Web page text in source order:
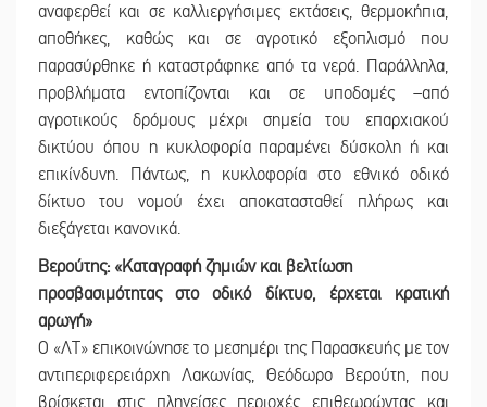
αναφερθεί και σε καλλιεργήσιμες εκτάσεις, θερμοκήπια,
αποθήκες, καθώς και σε αγροτικό εξοπλισμό που
παρασύρθηκε ή καταστράφηκε από τα νερά. Παράλληλα,
προβλήματα εντοπίζονται και σε υποδομές –από
αγροτικούς δρόμους μέχρι σημεία του επαρχιακού
δικτύου όπου η κυκλοφορία παραμένει δύσκολη ή και
επικίνδυνη. Πάντως, η κυκλοφορία στο εθνικό οδικό
δίκτυο του νομού έχει αποκατασταθεί πλήρως και
διεξάγεται κανονικά.
Βερούτης: «Καταγραφή ζημιών και βελτίωση
προσβασιμότητας στο οδικό δίκτυο, έρχεται κρατική
αρωγή»
Ο «ΛΤ» επικοινώνησε το μεσημέρι της Παρασκευής με τον
αντιπεριφερειάρχη Λακωνίας, Θεόδωρο Βερούτη, που